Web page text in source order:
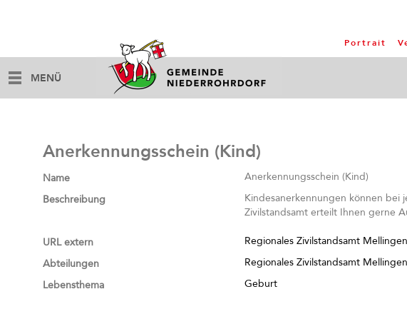
Portrait
MENÜ
Anerkennungsschein (Kind)
Name
Anerkennungsschein (Kind)
Beschreibung
Kindesanerkennungen können bei
Zivilstandsamt erteilt Ihnen gerne
URL extern
Regionales Zivilstandsamt Mellingen
Abteilungen
Regionales Zivilstandsamt Mellingen
Lebensthema
Geburt